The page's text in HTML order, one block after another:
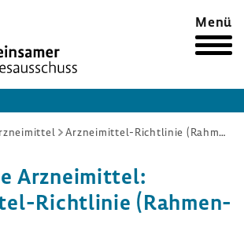
Menü
Arzneimittel-Richtlinie (Rahmenrichtlinie)
Arznei­mittel:
​Richtlinie (Rahmen­